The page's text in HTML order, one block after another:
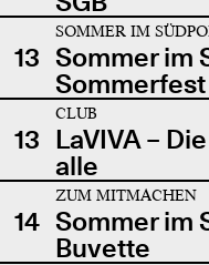
13
SOMMER IM
Sommer im
Sommerfest
13
CLUB
LaVIVA –
alle
14
ZUM MITMACHEN
Sommer im
Buvette